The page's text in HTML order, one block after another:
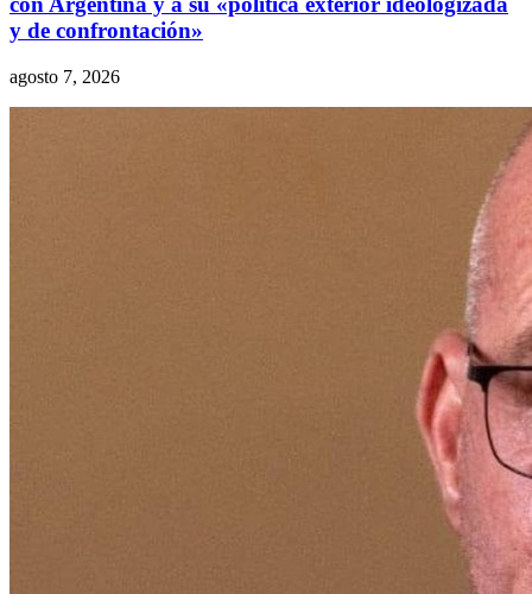
y de confrontación»
agosto 7, 2026